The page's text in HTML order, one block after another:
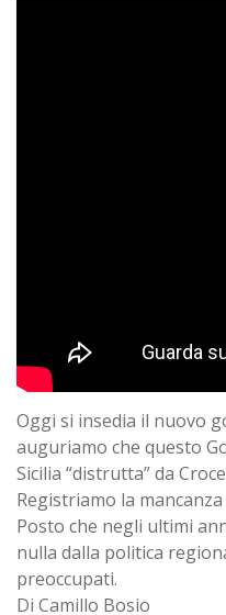
Oggi si insedia il nuovo
auguriamo che questo
Sicilia “distrutta” da
Registriamo la
Posto che negli ultimi
nulla dalla politica
preoccupati.
Di Camillo Bosio